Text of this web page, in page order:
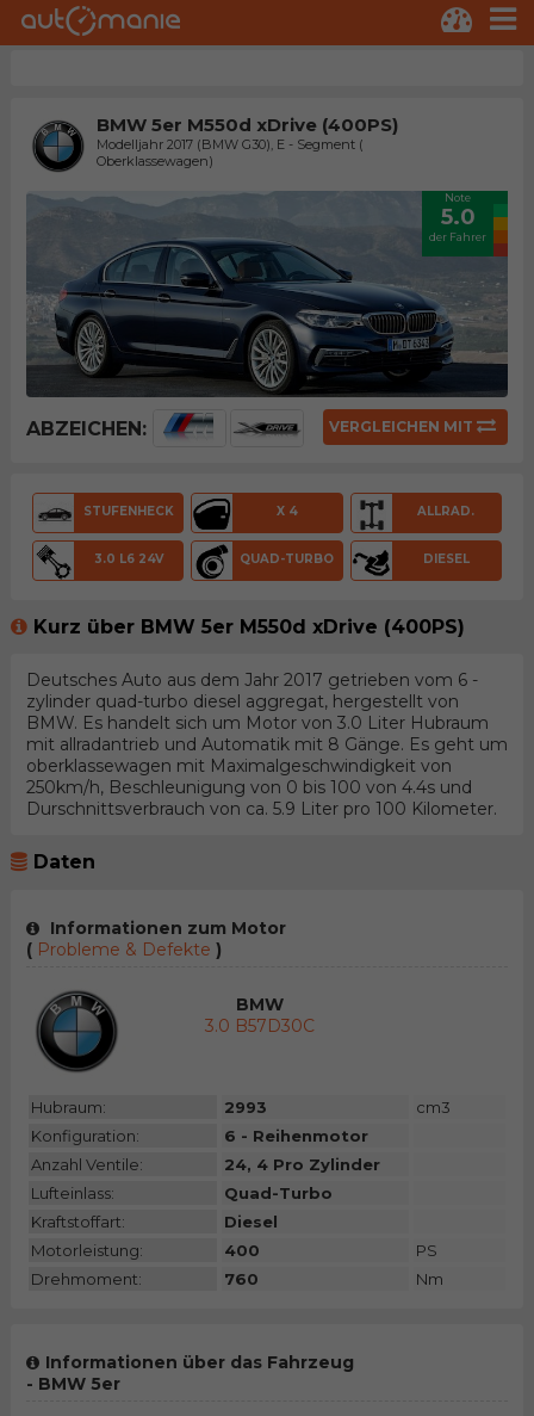
BMW 5er M550d xDrive (400PS)
Modelljahr 2017 (BMW G30), E - Segment (
Oberklassewagen)
Note
5.0
der Fahrer
ABZEICHEN: VERGLEICHEN MIT
STUFENHECK X 4 ALLRAD.
3.0 L6 24V QUAD-TURBO DIESEL
Kurz über BMW 5er M550d xDrive (400PS)
Deutsches Auto aus dem Jahr 2017 getrieben vom 6 -
zylinder quad-turbo diesel aggregat, hergestellt von
BMW. Es handelt sich um Motor von 3.0 Liter Hubraum
mit allradantrieb und Automatik mit 8 Gänge. Es geht um
oberklassewagen mit Maximalgeschwindigkeit von
250km/h, Beschleunigung von 0 bis 100 von 4.4s und
Durschnittsverbrauch von ca. 5.9 Liter pro 100 Kilometer.
Daten
Informationen zum Motor
(Probleme & Defekte )
BMW
3.0 B57D30C
Hubraum: 2993
cm3
Konfiguration:
6 - Reihenmotor
Anzahl Ventile:
24, 4 Pro Zylinder
Lufteinlass:
Quad-Turbo
Kraftstoffart:
Diesel
Motorleistung:
400
PS
Drehmoment:
760 Nm
Informationen über das Fahrzeug
- BMW 5er